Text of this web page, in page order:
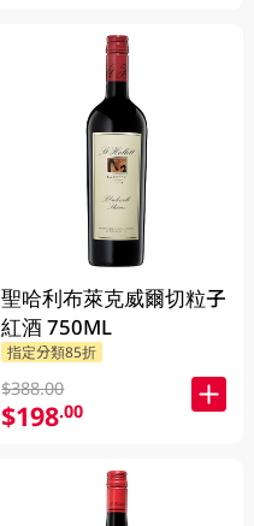
聖哈利布萊克威爾切粒子
紅酒 750ML
指定分類85折
$388.00
$198.00